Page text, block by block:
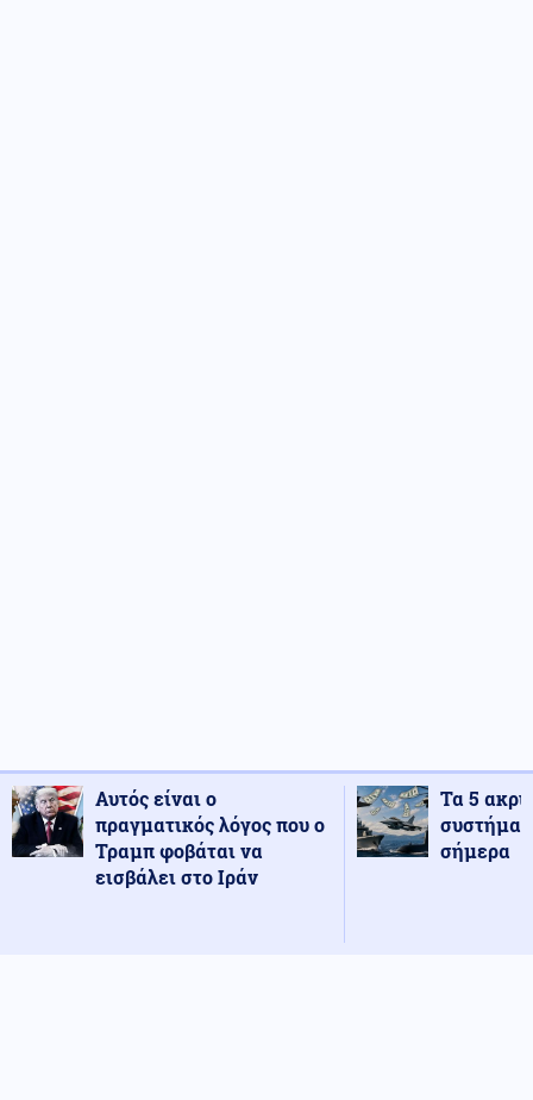
Αυτός είναι ο
πραγματικός λόγος που ο
Τραμπ φοβάται να
εισβάλει στο Ιράν
Τα 5
σήμερα